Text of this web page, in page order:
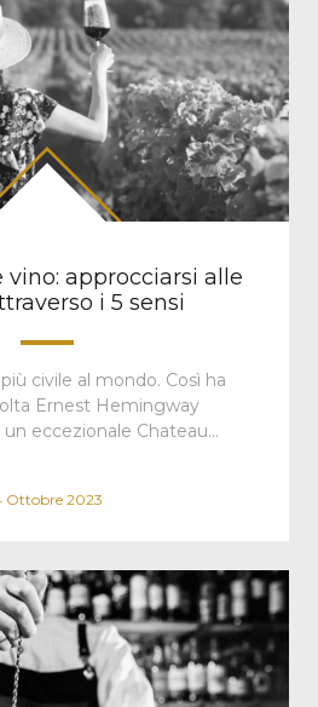
approcciarsi alle
i 5 sensi
civile al mondo. Così ha
Ernest Hemingway
eccezionale Chateau…
Ottobre 2023